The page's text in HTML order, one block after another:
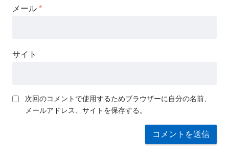
メール *
サイト
次回のコメントで使用するためブラウザーに自分の名前、
メールアドレス、サイトを保存する。